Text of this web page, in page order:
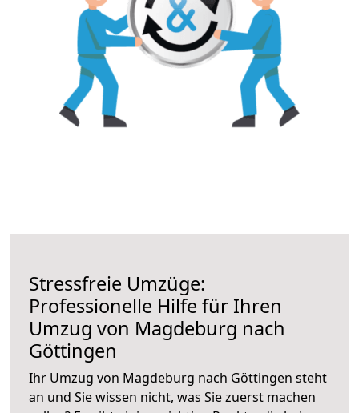
Stressfreie Umzüge:
Professionelle Hilfe für Ihren
Umzug von Magdeburg nach
Göttingen
Ihr Umzug von Magdeburg nach Göttingen steht
an und Sie wissen nicht, was Sie zuerst machen